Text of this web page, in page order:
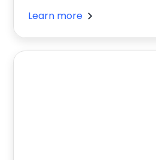
Learn more